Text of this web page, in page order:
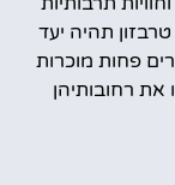
תהיה יעד
פחות מוכרות
את רחובותיהן